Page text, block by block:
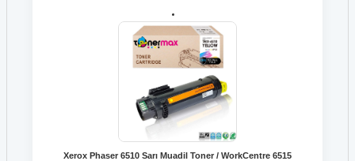
Xerox Phaser 6510 Sarı Muadil Toner / WorkCentre 6515